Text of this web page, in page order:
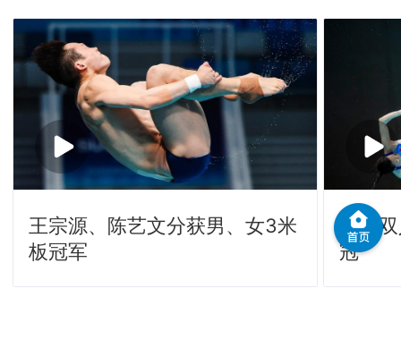
王宗源、陈艺文分获男、女3米
板冠军
女子
冠